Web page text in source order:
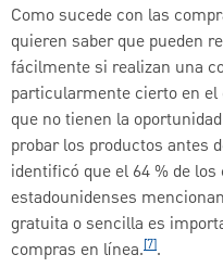
Como sucede con las
quieren saber que pueden
fácilmente si realizan una
particularmente cierto en
que no tienen la
probar los productos antes
identificó que el 64 % de
estadounidenses
gratuita o sencilla es
compras en línea.[7].